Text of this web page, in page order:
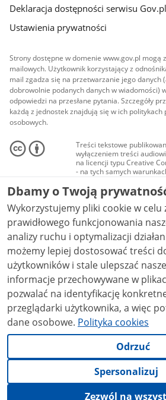
Deklaracja dostępności serwisu Gov.pl
Ustawienia prywatności
Strony dostępne w domenie www.gov.pl mogą
mailowych. Użytkownik korzystający z
mail zgadza się na przetwarzanie jego danych
dobrowolnie podanych danych w wiadomości)
odpowiedzi na przesłane pytania. Szczegóły
każdą z jednostek znajdują się w ich
osobowych.
Treści tekstowe
wyłączeniem treści
na licencji typu Creative
- na tych samych
Materiały audiowizualne,
audio i wideo, są
Creative Commons:
niekomercyjne - bez
NC-ND 4.0), o ile nie jest to
Dbamy o Twoją
Wykorzystujemy pliki cookie w celu
prawidłowego funkcjonowania
analizy ruchu i optymalizacji działania
możemy lepiej dostosować treści
użytkowników i stale ulepszać nasze usługi.
informacje przechowywane w
pozwalać na identyfikację
przeglądarki użytkownika, a więc
dane osobowe. Polityka cookies
Odrzuć
Spersonalizuj
Zezwól na